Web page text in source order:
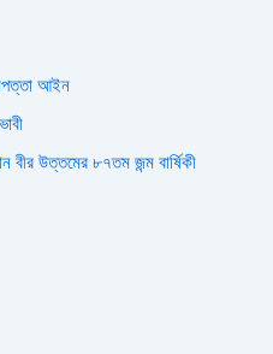
আইন
বীর উত্তমের ৮৭তম জন্ম বার্ষিকী